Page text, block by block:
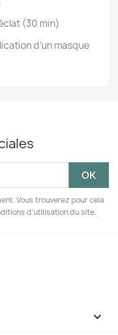
(30 min)
d'un masque
Vous trouverez pour cela
d'utilisation du site.
